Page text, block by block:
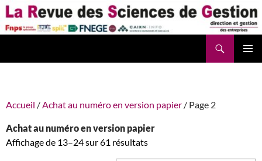
Aller
au
contenu
Accueil /Achat au numéro en version papier / Page 2
Achat au numéro en version papier
Affichage de 13–24 sur 61 résultats